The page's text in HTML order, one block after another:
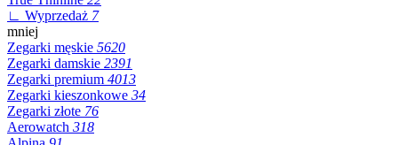
∟ Wyprzedaż 7
mniej
Zegarki męskie 5620
Zegarki damskie 2391
Zegarki premium 4013
Zegarki kieszonkowe 34
Zegarki złote 76
Aerowatch 318